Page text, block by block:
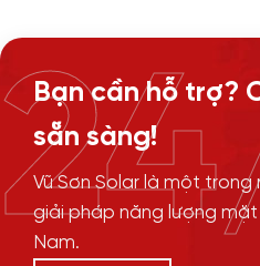
Bạn cần hỗ trợ?
sẵn sàng!
Vũ Sơn Solar là một
giải pháp năng lượng
Nam.